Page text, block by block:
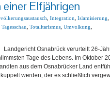
Elfjährigen
Integration Islamisierung
Tagesschau Totalitarismus Umvolkung
Landgericht Osnabrück verurteilt 26-
Tage des Lebens. Im Oktober
aus dem Osnabrücker Land
werden, der es schließlich